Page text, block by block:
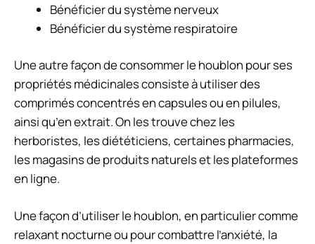
Bénéficier du système nerveux
Bénéficier du système respiratoire
Une autre façon de consommer le houblon pour ses
propriétés médicinales consiste à utiliser des
comprimés concentrés en capsules ou en pilules,
ainsi qu’en extrait. On les trouve chez les
herboristes, les diététiciens, certaines pharmacies,
les magasins de produits naturels et les plateformes
en ligne.
Une façon d’utiliser le houblon, en particulier comme
relaxant nocturne ou pour combattre l’anxiété, la